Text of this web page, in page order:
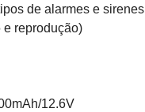
de alarmes e sirenes
e reprodução)
12.6V